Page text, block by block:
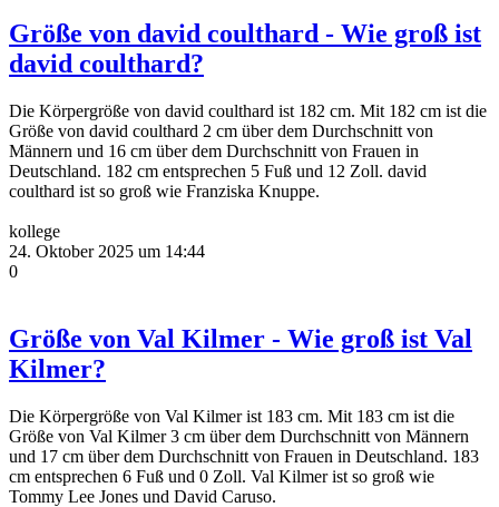
Größe von david coulthard - Wie groß ist
david coulthard?
Die Körpergröße von david coulthard ist 182 cm. Mit 182 cm ist die
Größe von david coulthard 2 cm über dem Durchschnitt von
Männern und 16 cm über dem Durchschnitt von Frauen in
Deutschland. 182 cm entsprechen 5 Fuß und 12 Zoll. david
coulthard ist so groß wie Franziska Knuppe.
kollege
24. Oktober 2025 um 14:44
0
Größe von Val Kilmer - Wie groß ist Val
Kilmer?
Die Körpergröße von Val Kilmer ist 183 cm. Mit 183 cm ist die
Größe von Val Kilmer 3 cm über dem Durchschnitt von Männern
und 17 cm über dem Durchschnitt von Frauen in Deutschland. 183
cm entsprechen 6 Fuß und 0 Zoll. Val Kilmer ist so groß wie
Tommy Lee Jones und David Caruso.